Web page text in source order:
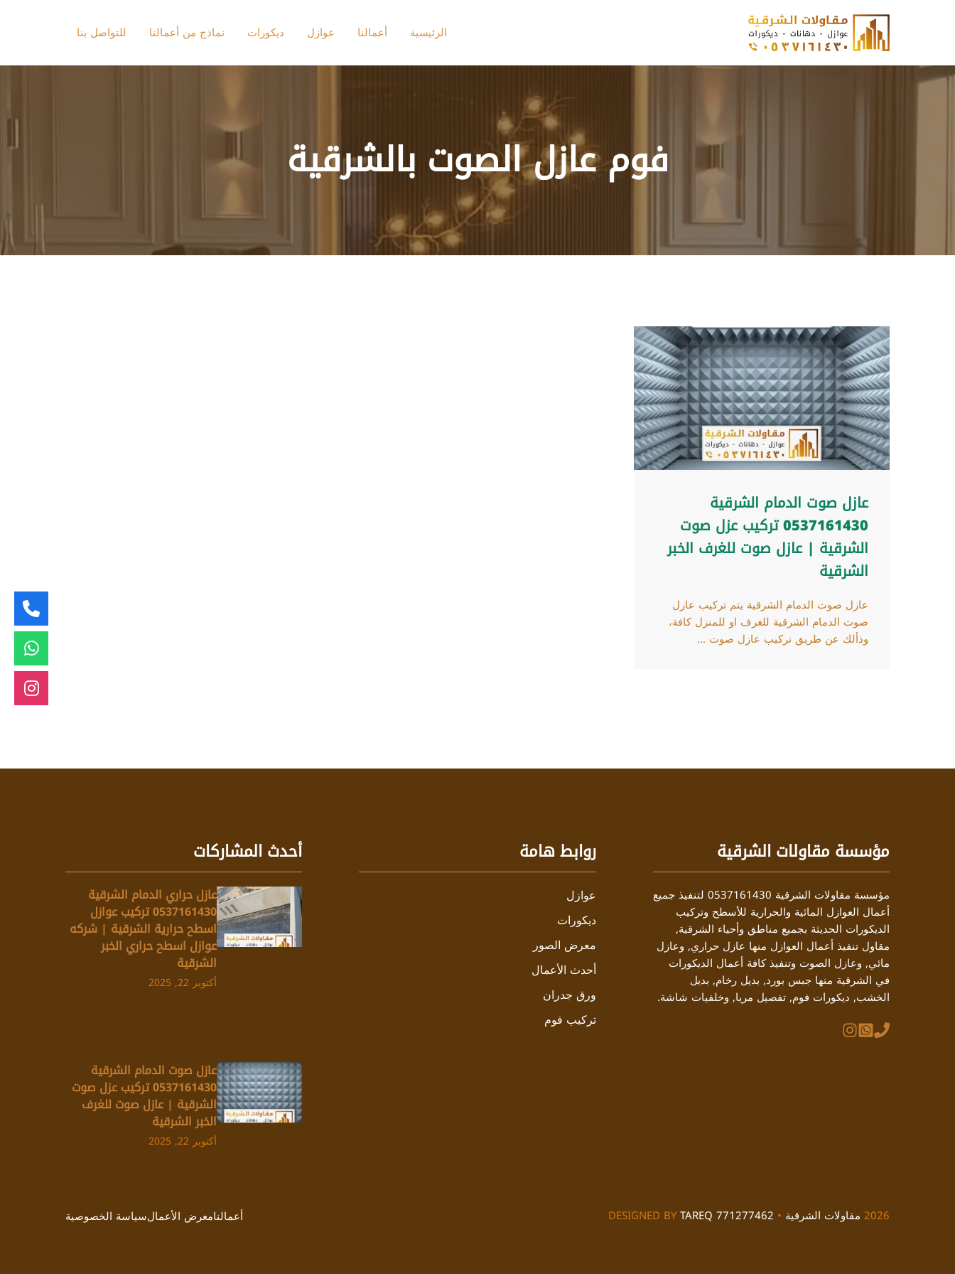
الرئيسية أعمالنا عوازل ديكورات نماذج من أعمالنا للتواصل بنا
فوم عازل الصوت بالشرقية
عازل صوت الدمام الشرقية
0537161430 تركيب عزل صوت
الشرقية | عازل صوت للغرف الخبر
الشرقية
عازل صوت الدمام الشرقية يتم تركيب عازل
صوت الدمام الشرقية للغرف او للمنزل كافة،
وذألك عن طريق تركيب عازل صوت ...
مؤسسة مقاولات الشرقية
مؤسسة مقاولات الشرقية 0537161430 لتنفيذ جميع
أعمال العوازل المائية والحرارية للأسطح وتركيب
الديكورات الحديثة بجميع مناطق وأحياء الشرقية,
مقاول تنفيذ أعمال العوازل منها عازل حراري, وعازل
مائي, وعازل الصوت وتنفيذ كافة أعمال الديكورات
في الشرقية منها جبس بورد, بديل رخام, بديل
الخشب, ديكورات فوم, تفصيل مريا, وخلفيات شاشة.
روابط هامة
عوازل
ديكورات
معرض الصور
أحدث الأعمال
ورق جدران
تركيب فوم
أحدث المشاركات
عازل حراري الدمام الشرقية
0537161430 تركيب عوازل
اسطح حرارية الشرقية | شركه
عوازل اسطح حراري الخبر
الشرقية
أكتوبر 22, 2025
عازل صوت الدمام الشرقية
0537161430 تركيب عزل صوت
الشرقية | عازل صوت للغرف
الخبر الشرقية
أكتوبر 22, 2025
2026 مقاولات الشرقية • DESIGNED BY
TAREQ 771277462 أعمالنامعرض الأعمالسياسة الخصوصية